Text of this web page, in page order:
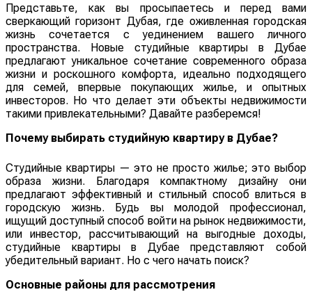
Представьте, как вы просыпаетесь и перед вами
сверкающий горизонт Дубая, где оживленная городская
жизнь сочетается с уединением вашего личного
пространства. Новые студийные квартиры в Дубае
предлагают уникальное сочетание современного образа
жизни и роскошного комфорта, идеально подходящего
для семей, впервые покупающих жилье, и опытных
инвесторов. Но что делает эти объекты недвижимости
такими привлекательными? Давайте разберемся!
Почему выбирать студийную квартиру в Дубае?
Студийные квартиры — это не просто жилье; это выбор
образа жизни. Благодаря компактному дизайну они
предлагают эффективный и стильный способ влиться в
городскую жизнь. Будь вы молодой профессионал,
ищущий доступный способ войти на рынок недвижимости,
или инвестор, рассчитывающий на выгодные доходы,
студийные квартиры в Дубае представляют собой
убедительный вариант. Но с чего начать поиск?
Основные районы для рассмотрения